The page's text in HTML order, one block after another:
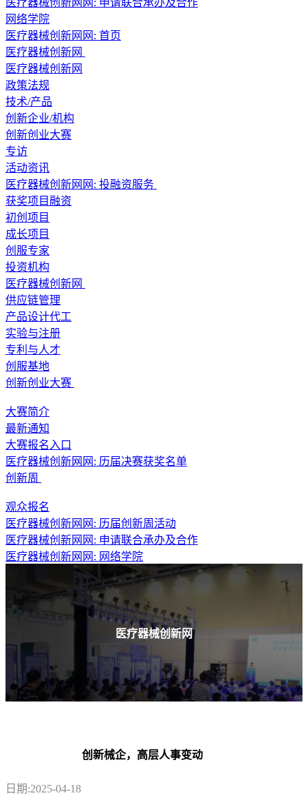
医疗器械创新网网: 申请联合承办及合作
网络学院
医疗器械创新网网: 首页
医疗器械创新网
医疗器械创新网
政策法规
技术/产品
创新企业/机构
创新创业大赛
专访
活动资讯
医疗器械创新网网: 投融资服务
获奖项目融资
初创项目
成长项目
创服专家
投资机构
医疗器械创新网
供应链管理
产品设计代工
实验与注册
专利与人才
创服基地
创新创业大赛
大赛简介
最新通知
大赛报名入口
医疗器械创新网网: 历届决赛获奖名单
创新周
观众报名
医疗器械创新网网: 历届创新周活动
医疗器械创新网网: 申请联合承办及合作
医疗器械创新网网: 网络学院
医疗器械创新网
创新械企，高层人事变动
日期:2025-04-18